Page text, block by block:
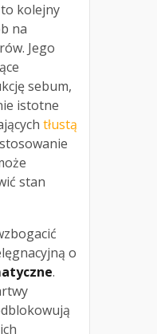
to kolejny
na
Jego
sebum,
istotne
tłustą
stan
o
.